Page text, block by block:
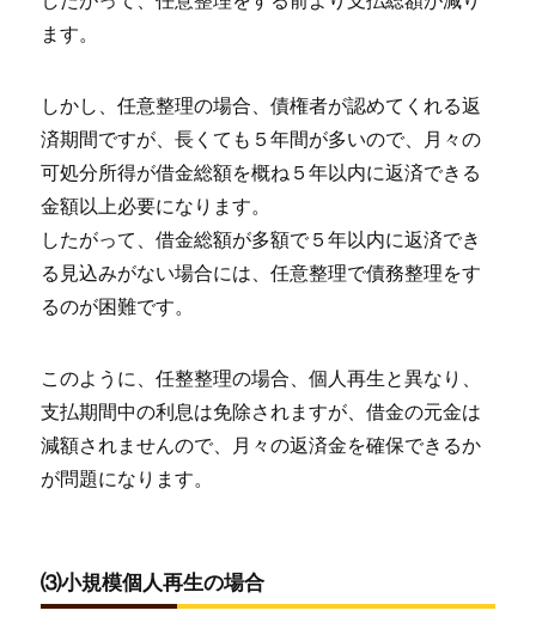
ます。
しかし、任意整理の場合、債権者が認めてくれる返
済期間ですが、長くても５年間が多いので、月々の
可処分所得が借金総額を概ね５年以内に返済できる
金額以上必要になります。
したがって、借金総額が多額で５年以内に返済でき
る見込みがない場合には、任意整理で債務整理をす
るのが困難です。
このように、任整整理の場合、個人再生と異なり、
支払期間中の利息は免除されますが、借金の元金は
減額されませんので、月々の返済金を確保できるか
が問題になります。
⑶小規模個人再生の場合